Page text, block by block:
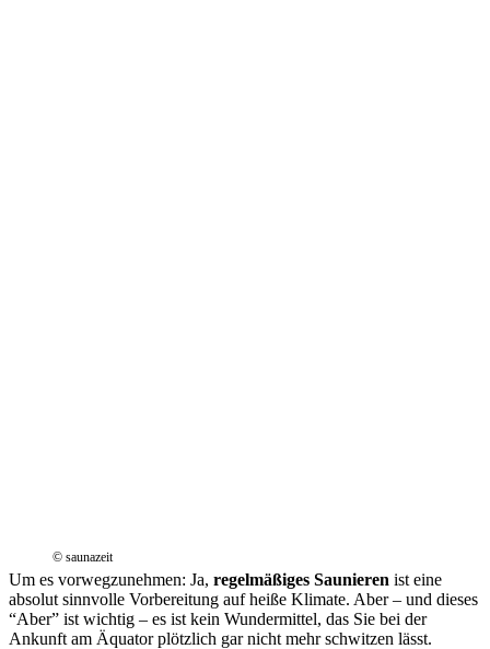
© saunazeit
Um es vorwegzunehmen: Ja, regelmäßiges Saunieren ist eine
absolut sinnvolle Vorbereitung auf heiße Klimate. Aber – und dieses
“Aber” ist wichtig – es ist kein Wundermittel, das Sie bei der
Ankunft am Äquator plötzlich gar nicht mehr schwitzen lässt.